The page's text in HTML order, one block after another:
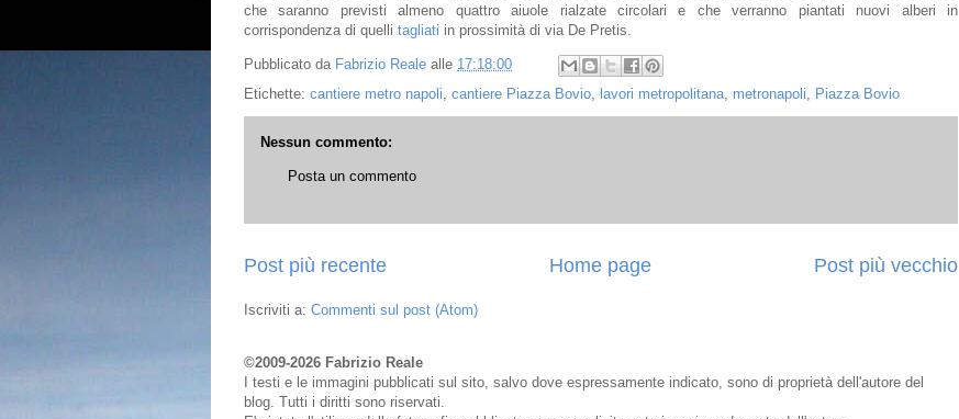
che saranno previsti almeno quattro aiuole rialzate circolari e che verranno piantati nuovi alberi in
corrispondenza di quelli tagliati in prossimità di via De Pretis.
Pubblicato da Fabrizio Reale alle 17:18:00
Etichette: cantiere metro napoli cantiere Piazza Bovio lavori metropolitana metronapoli Piazza Bovio
Nessun commento:
Posta un commento
Post più recente Post più vecchio
Home page
Iscriviti a: Commenti sul post (Atom)
©2009-2026 Fabrizio Reale
I testi e le immagini pubblicati sul sito, salvo dove espressamente indicato, sono di proprietà dell'autore del
blog. Tutti i diritti sono riservati.